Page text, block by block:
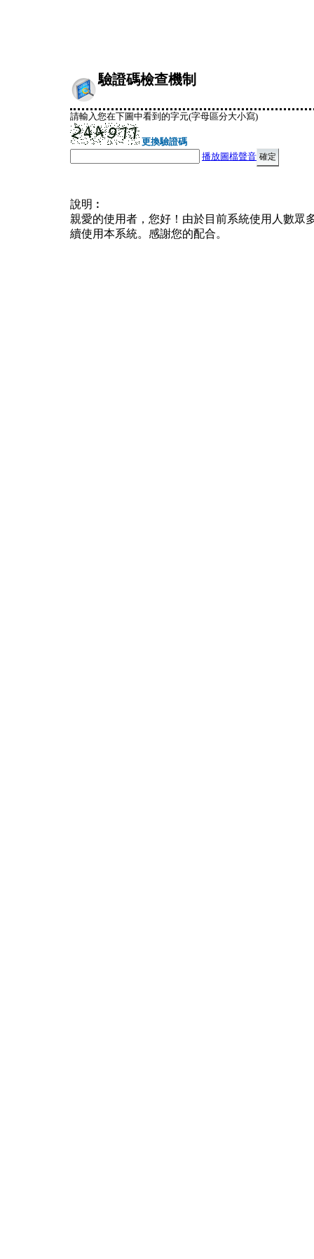
驗證碼檢查機制
請輸入您在下圖中看到的字元(字母區分大小寫)
更換驗證碼
播放圖檔聲音
說明︰
親愛的使用者，您好！由於目前系統使用人數眾
續使用本系統。感謝您的配合。